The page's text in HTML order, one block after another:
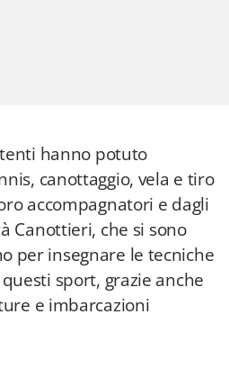
hanno potuto
canottaggio, vela e tiro
accompagnatori e dagli
Canottieri, che si sono
per insegnare le tecniche
sport, grazie anche
e imbarcazioni